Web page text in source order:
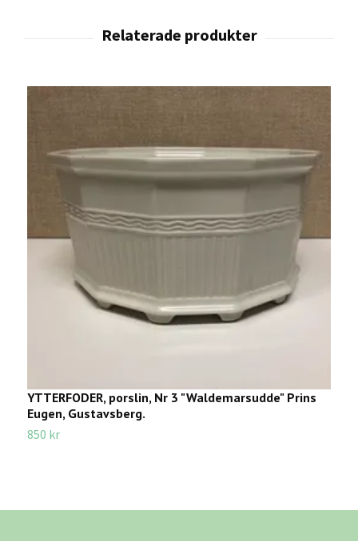
YTTERFODER, porslin, Nr 3 "Waldemarsudde" Prins
Eugen, Gustavsberg.
850 kr